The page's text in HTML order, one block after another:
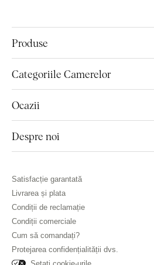
Produse
Categoriile Camerelor
Ocazii
Despre noi
Satisfacție garantată
Livrarea și plata
Condiții de reclamație
Condiții comerciale
Cum să comandați?
Protejarea confidențialității dvs.